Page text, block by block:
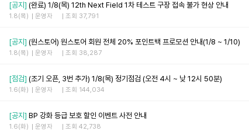
[공지] (완료) 1/8(목) 12th Next Field 1차 테스트 구장 접속 불가 현상 안내
1.8(목) 운영자 조회 37,791
[공지] (원스토어) 원스토어 회원 전체 20% 포인트백 프로모션 안내(1/8 ~ 1/10)
1.8(목) 운영자 조회 38,287
[점검] (조기 오픈, 3번 추가) 1/8(목) 정기점검 (오전 4시 ~ 낮 12시 50분)
1.6(화) 운영자 조회 144,034
[공지] BP 강화 등급 보호 할인 이벤트 사전 안내
1.6(화) 운영자 조회 42,738